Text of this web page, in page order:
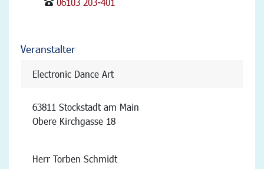
Veranstalter
Electronic Dance Art
63811 Stockstadt am Main
Obere Kirchgasse 18
Herr Torben Schmidt